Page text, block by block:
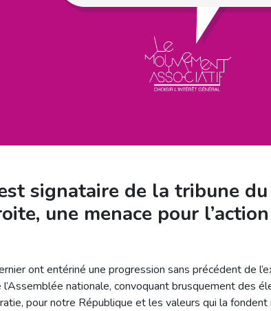
signataire de la tribune du
une menace pour
ont entériné une progression sans précédent de
nationale, convoquant brusquement des
pour notre République et les valeurs qui la